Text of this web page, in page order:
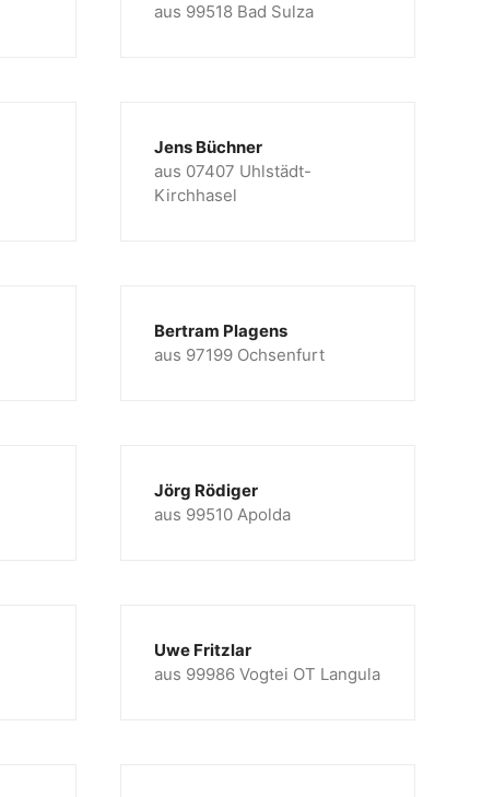
aus 99518 Bad Sulza
Jens Büchner
aus 07407 Uhlstädt-
Kirchhasel
Bertram Plagens
aus 97199 Ochsenfurt
Jörg Rödiger
aus 99510 Apolda
Uwe Fritzlar
aus 99986 Vogtei OT Langula